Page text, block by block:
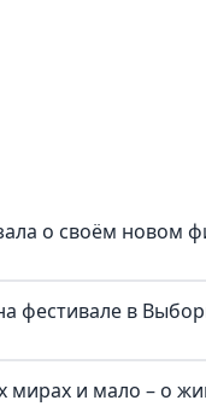
о своём новом
фестивале в
и мало – о